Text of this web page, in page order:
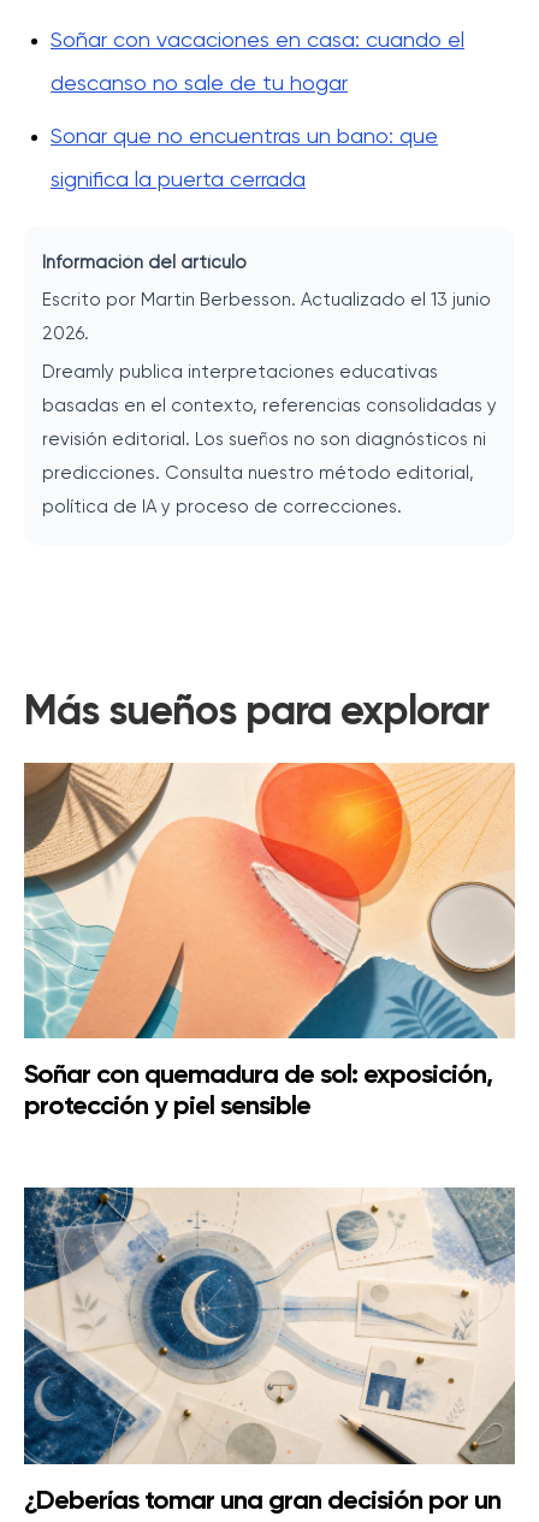
Soñar con vacaciones en casa: cuando el
descanso no sale de tu hogar
Sonar que no encuentras un bano: que
significa la puerta cerrada
Información del artículo
Escrito por Martin Berbesson. Actualizado el 13 junio
2026.
Dreamly publica interpretaciones educativas
basadas en el contexto, referencias consolidadas y
revisión editorial. Los sueños no son diagnósticos ni
predicciones. Consulta nuestro método editorial,
política de IA y proceso de correcciones.
Más sueños para explorar
Soñar con quemadura de sol: exposición,
protección y piel sensible
¿Deberías tomar una gran decisión por un